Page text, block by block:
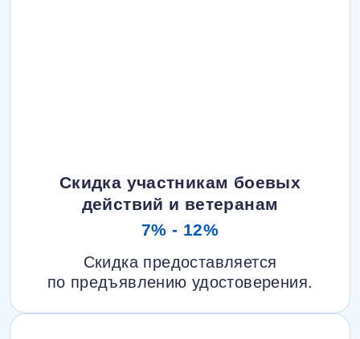
Скидка участникам боевых
действий и ветеранам
7% - 12%
Скидка предоставляется
по предъявлению удостоверения.